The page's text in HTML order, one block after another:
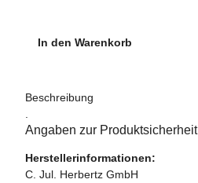
In den Warenkorb
Beschreibung
Angaben zur Produktsicherheit
Herstellerinformationen:
C. Jul. Herbertz GmbH